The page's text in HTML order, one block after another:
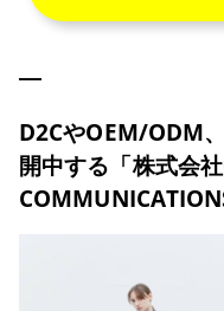
D2CやOEM/ODM
開中する「株式会